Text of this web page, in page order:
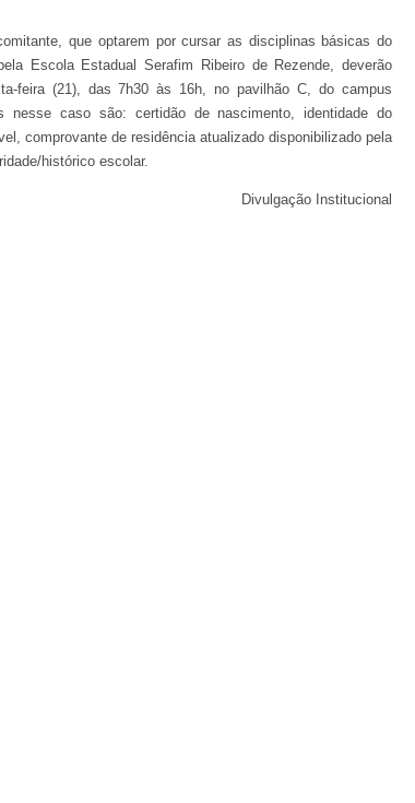
que optarem por cursar as disciplinas básicas do
Escola Estadual Serafim Ribeiro de Rezende, deverão
feira (21), das 7h30 às 16h, no pavilhão C, do campus
nesse caso são: certidão de nascimento, identidade do
comprovante de residência atualizado disponibilizado pela
histórico escolar.
Divulgação Institucional